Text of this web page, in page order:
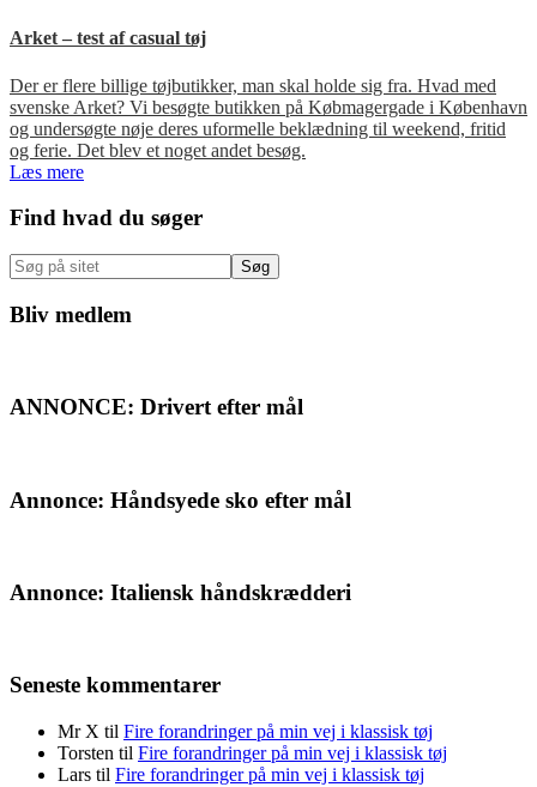
Arket – test af casual tøj
Der er flere billige tøjbutikker, man skal holde sig fra. Hvad med
svenske Arket? Vi besøgte butikken på Købmagergade i København
og undersøgte nøje deres uformelle beklædning til weekend, fritid
og ferie. Det blev et noget andet besøg.
Læs mere
Primær
Sidebar
Find hvad du søger
Søg
på
sitet
Bliv medlem
ANNONCE: Drivert efter mål
Annonce: Håndsyede sko efter mål
Annonce: Italiensk håndskrædderi
Seneste kommentarer
Mr X til Fire forandringer på min vej i klassisk tøj
Torsten til Fire forandringer på min vej i klassisk tøj
Lars til Fire forandringer på min vej i klassisk tøj